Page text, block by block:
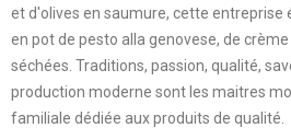
et d'olives en saumure, cette entreprise
en pot de pesto alla genovese, de
séchées. Traditions, passion, qualité,
production moderne sont les maitres
familiale dédiée aux produits de qualité.